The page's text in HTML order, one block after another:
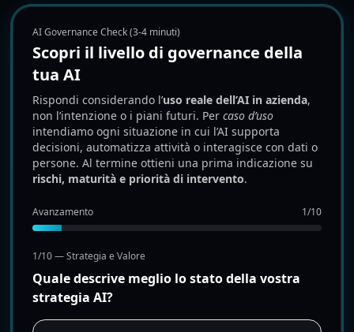
AI Governance Check (3-4 minuti)
Scopri il livello di governance della
tua AI
Rispondi considerando l’uso reale dell’AI in azienda,
non l’intenzione o i piani futuri. Per caso d’uso
intendiamo ogni situazione in cui l’AI supporta
decisioni, automatizza attività o interagisce con dati o
persone. Al termine ottieni una prima indicazione su
rischi, maturità e priorità di intervento.
Avanzamento 1/10
1/10 — Strategia e Valore
Quale descrive meglio lo stato della vostra
strategia AI?